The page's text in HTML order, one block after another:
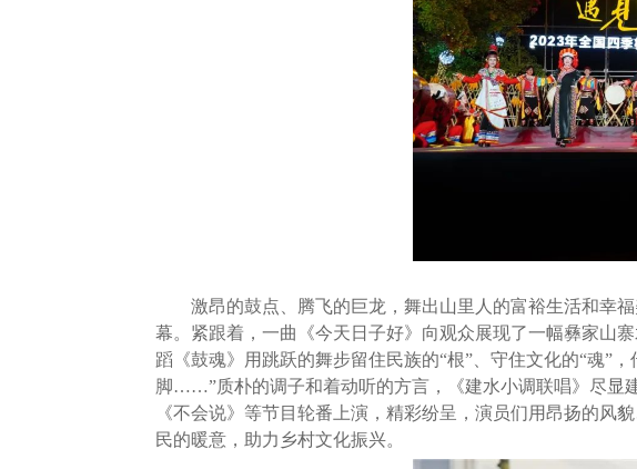
激昂的鼓点、腾飞的巨龙，舞出山里人的富裕生活和幸福
幕。紧跟着，一曲《今天日子好》向观众展现了一幅彝家山
蹈《鼓魂》用跳跃的舞步留住民族的“根”、守住文化的“魂”
脚……”质朴的调子和着动听的方言，《建水小调联唱》尽显
《不会说》等节目轮番上演，精彩纷呈，演员们用昂扬的风
民的暖意，助力乡村文化振兴。